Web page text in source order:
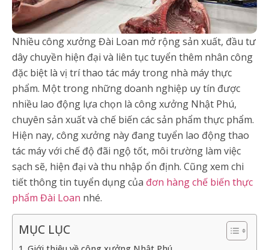
Nhiều công xưởng Đài Loan mở rộng sản xuất, đầu tư
dây chuyền hiện đại và liên tục tuyển thêm nhân công
đặc biệt là vị trí thao tác máy trong nhà máy thực
phẩm. Một trong những doanh nghiệp uy tín được
nhiều lao động lựa chọn là công xưởng Nhật Phú,
chuyên sản xuất và chế biến các sản phẩm thực phẩm.
Hiện nay, công xưởng này đang tuyển lao động thao
tác máy với chế độ đãi ngộ tốt, môi trường làm việc
sạch sẽ, hiện đại và thu nhập ổn định. Cũng xem chi
tiết thông tin tuyển dụng của đơn hàng chế biến thực
phẩm Đài Loan nhé.
MỤC LỤC